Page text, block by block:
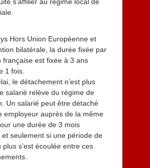
Hors Union Européenne et
bilatérale, la durée fixée par
française est fixée à 3 ans
1 fois.
le détachement n’est plus
salarié relève du régime de
Un salarié peut être détaché
employeur auprès de la même
une durée de 3 mois
et seulement si une période de
plus s’est écoulée entre ces